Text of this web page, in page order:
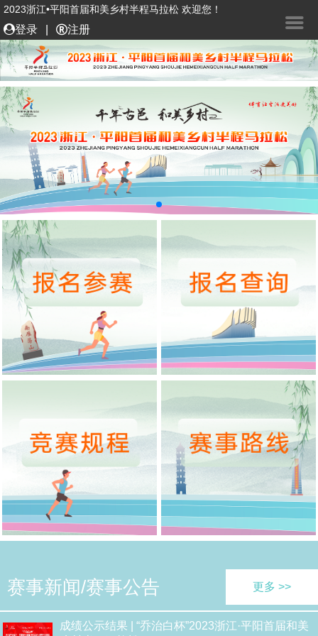
2023浙江•平阳首届和美乡村半程马拉松 欢迎您！
登录
注册
赛事新闻/赛事公告 更多 >>
成绩公示结果 | “乔治白杯”2023浙江·平阳首届和美